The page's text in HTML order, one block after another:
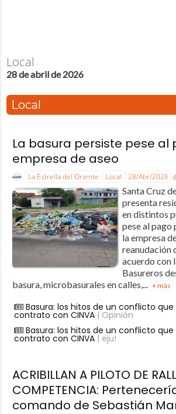
Local
28 de abril de 2026
Local
La basura persiste pese al
empresa de aseo
La Estrella del Oriente Local 28/Abr/2026
Santa Cruz
presenta
en distintos
pese al pago
la empresa
reanudación
acuerdo con
Basureros
basura, microbasurales en calles,...
+ más
Basura: los hitos de un conflicto
contrato con CINVA| Opinión
Basura: los hitos de un conflicto
contrato con CINVA| eju!
ACRIBILLAN A PILOTO DE
COMPETENCIA:
comando de Sebastián